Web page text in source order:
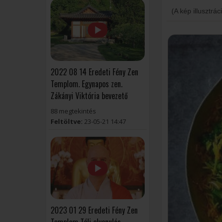
2022 08 14 Eredeti Fény Zen
Templom. Egynapos zen.
Zákányi Viktória bevezető
88 megtekintés
Feltöltve: 23-05-21 14:47
2023 01 29 Eredeti Fény Zen
(A kép